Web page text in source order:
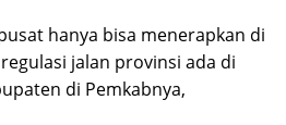
hanya bisa menerapkan di
jalan provinsi ada di
di Pemkabnya,